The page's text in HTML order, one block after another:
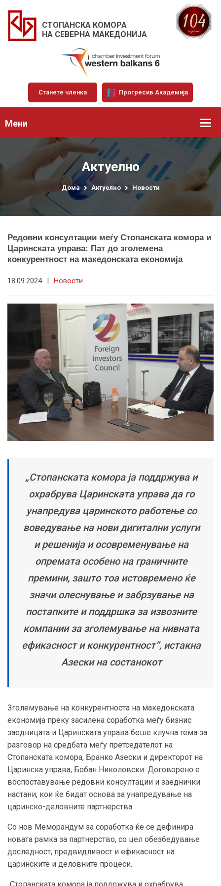
СТОПАНСКА КОМОРА
НА СЕВЕРНА МАКЕДОНИЈА
Станете членка Прогресив Академија
Мени
Актуелно
Дома Актуелно Новости
Редовни консултации меѓу Стопанската комора и
Царинската управа: Пат до зголемена
конкурентност на македонската економија
18.09.2024 | Новости
„Стопанската комора ја поддржува и
охрабрува Царинската управа да го
унапредува царинското работење со
воведување на нови дигитални услуги
и решенија и осовременување на
опремата особено на граничните
премини, зашто тоа истовремено ќе
значи олеснување и забрзување на
постапките и поддршка за извозните
компании за зголемување на нивната
ефикасност и конкурентност“, истакна
Азески на состанокот
Зголемување на конкурентноста на македонската
економија преку засилена соработка меѓу бизнис
заедницата и Царинската управа беше клучна тема за
разговор на средбата меѓу претседателот на
Стопанската комора, Бранко Азески и директорот на
Царинска управа, Бобан Николовски. Договорено е
воспоставување редовни консултации и заеднички
настани, кои ќе бидат основа за унапредување на
царинско-деловните партнерства.
Со нов Меморандум за соработка ќе се дефинира
новата рамка за партнерство, со цел обезбедување
доследност, предвидливост и ефикасност на
царинските и деловните процеси.